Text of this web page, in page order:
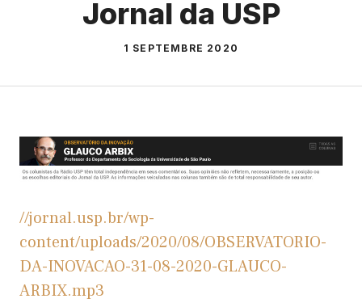
Jornal da USP
1 SEPTEMBRE 2020
//jornal.usp.br/wp-
content/uploads/2020/08/OBSERVATORIO-
DA-INOVACAO-31-08-2020-GLAUCO-
ARBIX.mp3